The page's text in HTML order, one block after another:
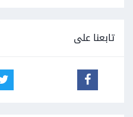
تابعنا على